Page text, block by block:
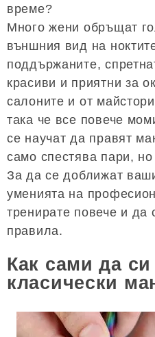
време?
Много жени обръщат
външния вид на
поддържаните,
красиви и приятни за
салоните и от
така че все повече
се научат да правят
само спестява пари,
За да се доближат
уменията на
тренирате повече и да
правила.
Как сами да
класически